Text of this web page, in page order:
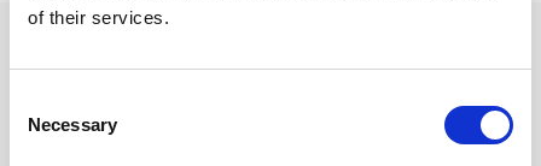
of their services.
Selection
Necessary